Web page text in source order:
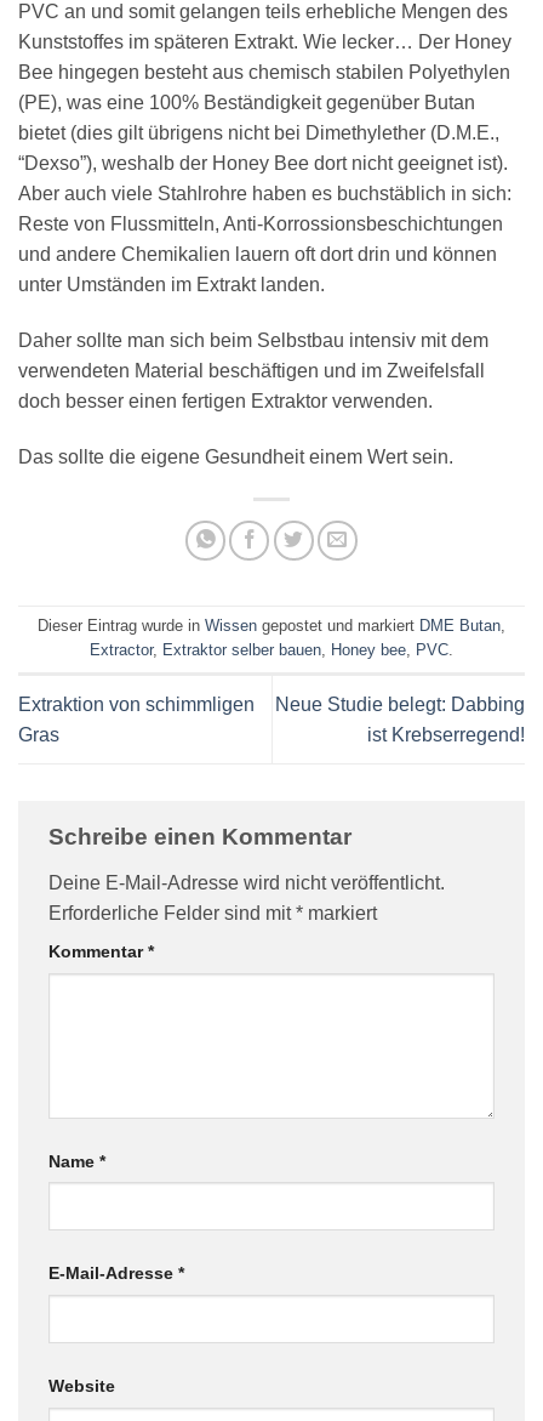
PVC an und somit gelangen teils erhebliche Mengen des
Kunststoffes im späteren Extrakt. Wie lecker… Der Honey
Bee hingegen besteht aus chemisch stabilen Polyethylen
(PE), was eine 100% Beständigkeit gegenüber Butan
bietet (dies gilt übrigens nicht bei Dimethylether (D.M.E.,
“Dexso”), weshalb der Honey Bee dort nicht geeignet ist).
Aber auch viele Stahlrohre haben es buchstäblich in sich:
Reste von Flussmitteln, Anti-Korrossionsbeschichtungen
und andere Chemikalien lauern oft dort drin und können
unter Umständen im Extrakt landen.
Daher sollte man sich beim Selbstbau intensiv mit dem
verwendeten Material beschäftigen und im Zweifelsfall
doch besser einen fertigen Extraktor verwenden.
Das sollte die eigene Gesundheit einem Wert sein.
Dieser Eintrag wurde in Wissen gepostet und markiert DME Butan,
Extractor, Extraktor selber bauen, Honey bee, PVC.
Extraktion von schimmligen
Gras
Neue Studie belegt: Dabbing
ist Krebserregend!
Schreibe einen Kommentar
Deine E-Mail-Adresse wird nicht veröffentlicht.
Erforderliche Felder sind mit* markiert
Kommentar*
Name *
E-Mail-Adresse *
Website